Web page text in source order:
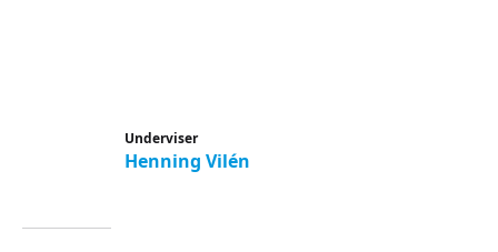
Underviser
Henning Vilén